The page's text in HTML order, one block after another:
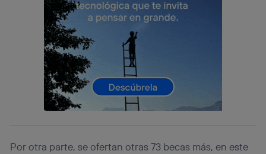
Por otra parte, se ofertan otras 73 becas más, en este
Si utilizas unaconexión de banda ancha
el marketing o análisis se realizará en función de las
actividades de navegación de los miembros del hogar
que hayan dado su consentimiento.
Si utilizasdatos móviles, el marketing será más
personalizado, ya que se basará únicamente en la
navegación del usuario del móvil.
Puedes gestionar los consentimientos Utiq seleccionando
“Administrar Utiq” en la parte inferior de esta página web o
(“consenthub”). Para más información, consulta
política de privacidad de Utiq.